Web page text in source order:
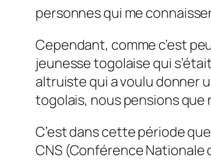
personnes qui me
Cependant, comme c’est
jeunesse togolaise qui
altruiste qui a voulu donner
togolais, nous pensions que
C’est dans cette période
CNS (Conférence Nationale